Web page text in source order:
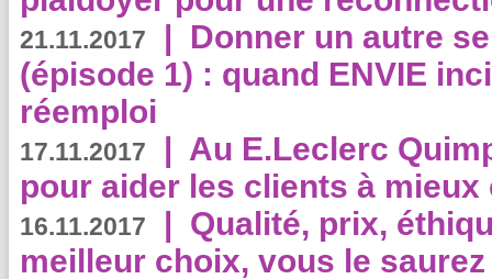
21.11.2017 | Donner un autre
(épisode 1) : quand ENVIE
réemploi
17.11.2017 | Au E.Leclerc
pour aider les clients à
16.11.2017 | Qualité, prix,
meilleur choix, vous le